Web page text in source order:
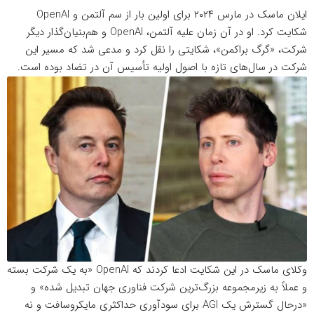
ایلان ماسک در مارس ۲۰۲۴ برای اولین بار از سم آلتمن و OpenAI
شکایت کرد. او در آن زمان علیه آلتمن، OpenAI و هم‌بنیان‌گذار دیگر
شرکت، «گرگ براکمن»، شکایتی را نقل کرد و مدعی شد که مسیر این
شرکت در سال‌های تازه با اصول اولیه تأسیس آن در تضاد بوده است.
وکلای ماسک در این شکایت ادعا کردند که OpenAI «به یک شرکت بسته
و عملاً به زیرمجموعه بزرگ‌ترین شرکت فناوری جهان تبدیل شده» و
«درحال گسترش یک AGI برای سودآوری حداکثری مایکروسافت و نه